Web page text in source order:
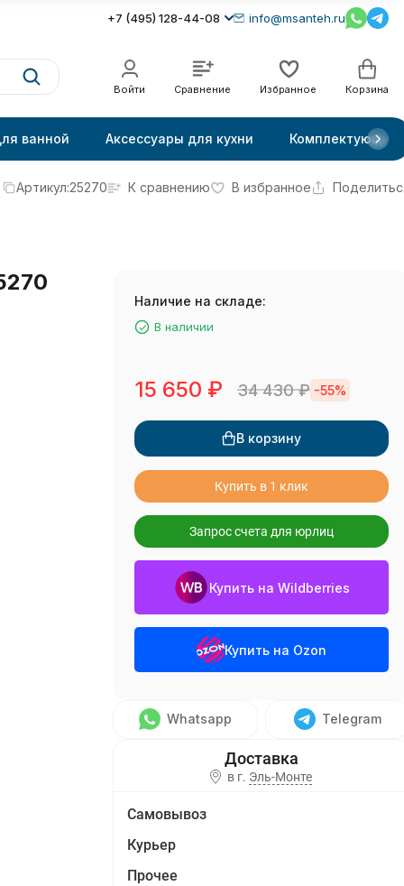
+7 (495) 128-44-08 info@msanteh.ru
Войти Сравнение Избранное Корзина
ванной Аксессуары для кухни Комплектующие
Артикул:25270 К сравнению В избранное
Наличие на складе:
В наличии
15 650 ₽ 34 430₽ -55%
В корзину
Купить в 1 клик
Запрос счета для юрлиц
Купить на Wildberries
Купить на Ozon
Whatsapp Telegram
в г. Эль-Монте
Самовывоз
Курьер
Прочее